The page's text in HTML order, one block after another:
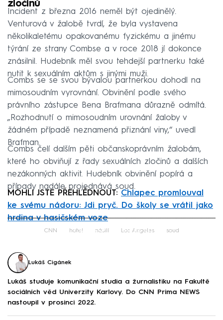
zločinů
Incident z března 2016 neměl být ojedinělý.
Venturová v žalobě tvrdí, že byla vystavena
několikaletému opakovanému fyzickému a jinému
týrání ze strany Combse a v roce 2018 jí dokonce
znásilnil. Hudebník měl svou tehdejší partnerku také
nutit k sexuálním aktům s jinými muži.
Combs se se svou bývalou partnerkou dohodl na
mimosoudním vyrovnání. Obvinění podle svého
právního zástupce Bena Brafmana důrazně odmítá.
„Rozhodnutí o mimosoudním urovnání žaloby v
žádném případě neznamená přiznání viny,“ uvedl
Brafman.
Combs čelí dalším pěti občanskoprávním žalobám,
které ho obviňují z řady sexuálních zločinů a dalších
nezákonných aktivit. Hudebník obvinění popírá a
případy nadále projednává soud.
MOHLI JSTE PŘEHLÉDNOUT: Chlapec promlouval
ke svému nádoru: Jdi pryč. Do školy se vrátil jako
hrdina v hasičském voze
Failed to fetch
CNN hotel násilí Los Angeles soud
Lukáš Cigánek
Lukáš studuje komunikační studia a žurnalistiku na Fakultě
sociálních věd Univerzity Karlovy. Do CNN Prima NEWS
nastoupil v prosinci 2022.